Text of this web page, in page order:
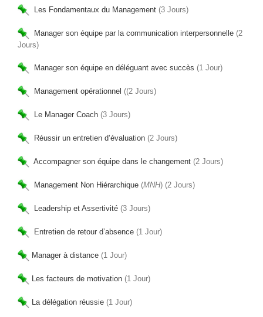
Les Fondamentaux du Management (3 Jours)
Manager son équipe par la communication interpersonnelle (2
Jours)
Manager son équipe en déléguant avec succès (1 Jour)
Management opérationnel ((2 Jours)
Le Manager Coach (3 Jours)
Réussir un entretien d’évaluation (2 Jours)
Accompagner son équipe dans le changement (2 Jours)
Management Non Hiérarchique (MNH) (2 Jours)
Leadership et Assertivité (3 Jours)
Entretien de retour d’absence (1 Jour)
Manager à distance (1 Jour)
Les facteurs de motivation (1 Jour)
La délégation réussie (1 Jour)